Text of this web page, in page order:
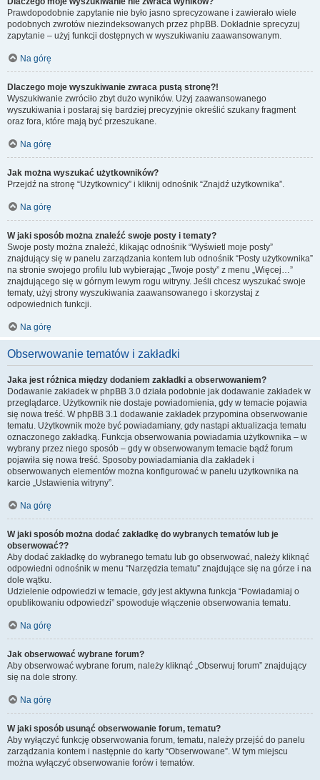
Prawdopodobnie zapytanie nie było jasno sprecyzowane i zawierało wiele
podobnych zwrotów niezindeksowanych przez phpBB. Dokładnie sprecyzuj
zapytanie – użyj funkcji dostępnych w wyszukiwaniu zaawansowanym.
Na górę
Dlaczego moje wyszukiwanie zwraca pustą stronę?!
Wyszukiwanie zwróciło zbyt dużo wyników. Użyj zaawansowanego
wyszukiwania i postaraj się bardziej precyzyjnie określić szukany fragment
oraz fora, które mają być przeszukane.
Na górę
Jak można wyszukać użytkowników?
Przejdź na stronę “Użytkownicy” i kliknij odnośnik “Znajdź użytkownika”.
Na górę
W jaki sposób można znaleźć swoje posty i tematy?
Swoje posty można znaleźć, klikając odnośnik “Wyświetl moje posty”
znajdujący się w panelu zarządzania kontem lub odnośnik “Posty użytkownika”
na stronie swojego profilu lub wybierając „Twoje posty” z menu „Więcej…”
znajdującego się w górnym lewym rogu witryny. Jeśli chcesz wyszukać swoje
tematy, użyj strony wyszukiwania zaawansowanego i skorzystaj z
odpowiednich funkcji.
Na górę
Obserwowanie tematów i zakładki
Jaka jest różnica między dodaniem zakładki a obserwowaniem?
Dodawanie zakładek w phpBB 3.0 działa podobnie jak dodawanie zakładek w
przeglądarce. Użytkownik nie dostaje powiadomienia, gdy w temacie pojawia
się nowa treść. W phpBB 3.1 dodawanie zakładek przypomina obserwowanie
tematu. Użytkownik może być powiadamiany, gdy nastąpi aktualizacja tematu
oznaczonego zakładką. Funkcja obserwowania powiadamia użytkownika – w
wybrany przez niego sposób – gdy w obserwowanym temacie bądź forum
pojawiła się nowa treść. Sposoby powiadamiania dla zakładek i
obserwowanych elementów można konfigurować w panelu użytkownika na
karcie „Ustawienia witryny”.
Na górę
W jaki sposób można dodać zakładkę do wybranych tematów lub je
obserwować??
Aby dodać zakładkę do wybranego tematu lub go obserwować, należy kliknąć
odpowiedni odnośnik w menu “Narzędzia tematu” znajdujące się na górze i na
dole wątku.
Udzielenie odpowiedzi w temacie, gdy jest aktywna funkcja “Powiadamiaj o
opublikowaniu odpowiedzi” spowoduje włączenie obserwowania tematu.
Na górę
Jak obserwować wybrane forum?
Aby obserwować wybrane forum, należy kliknąć „Obserwuj forum” znajdujący
się na dole strony.
Na górę
W jaki sposób usunąć obserwowanie forum, tematu?
Aby wyłączyć funkcję obserwowania forum, tematu, należy przejść do panelu
zarządzania kontem i następnie do karty “Obserwowane”. W tym miejscu
można wyłączyć obserwowanie forów i tematów.